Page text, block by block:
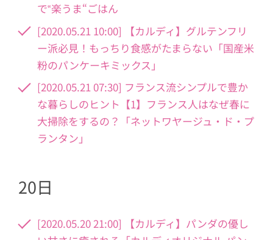
で‟楽うま“ごはん
[2020.05.21 10:00] 【カルディ】グルテンフリ
ー派必見！もっちり食感がたまらない「国産米
粉のパンケーキミックス」
[2020.05.21 07:30] フランス流シンプルで豊か
な暮らしのヒント【1】フランス人はなぜ春に
大掃除をするの？「ネットワヤージュ・ド・プ
ランタン」
20日
[2020.05.20 21:00] 【カルディ】パンダの優し